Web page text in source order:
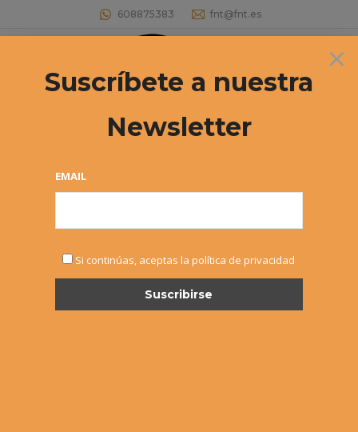
608875383 fnt@fnt.es
Buscar:
Archivos diarios: 13 enero, 2021
×
Suscríbete a nuestra
Newsletter
EMAIL
Si continúas, aceptas la política de privacidad